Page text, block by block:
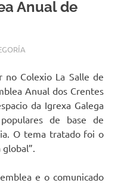
Anual de
Colexio La Salle de
Anual dos Crentes
da Igrexa Galega
de base de
O tema tratado foi o
e o comunicado